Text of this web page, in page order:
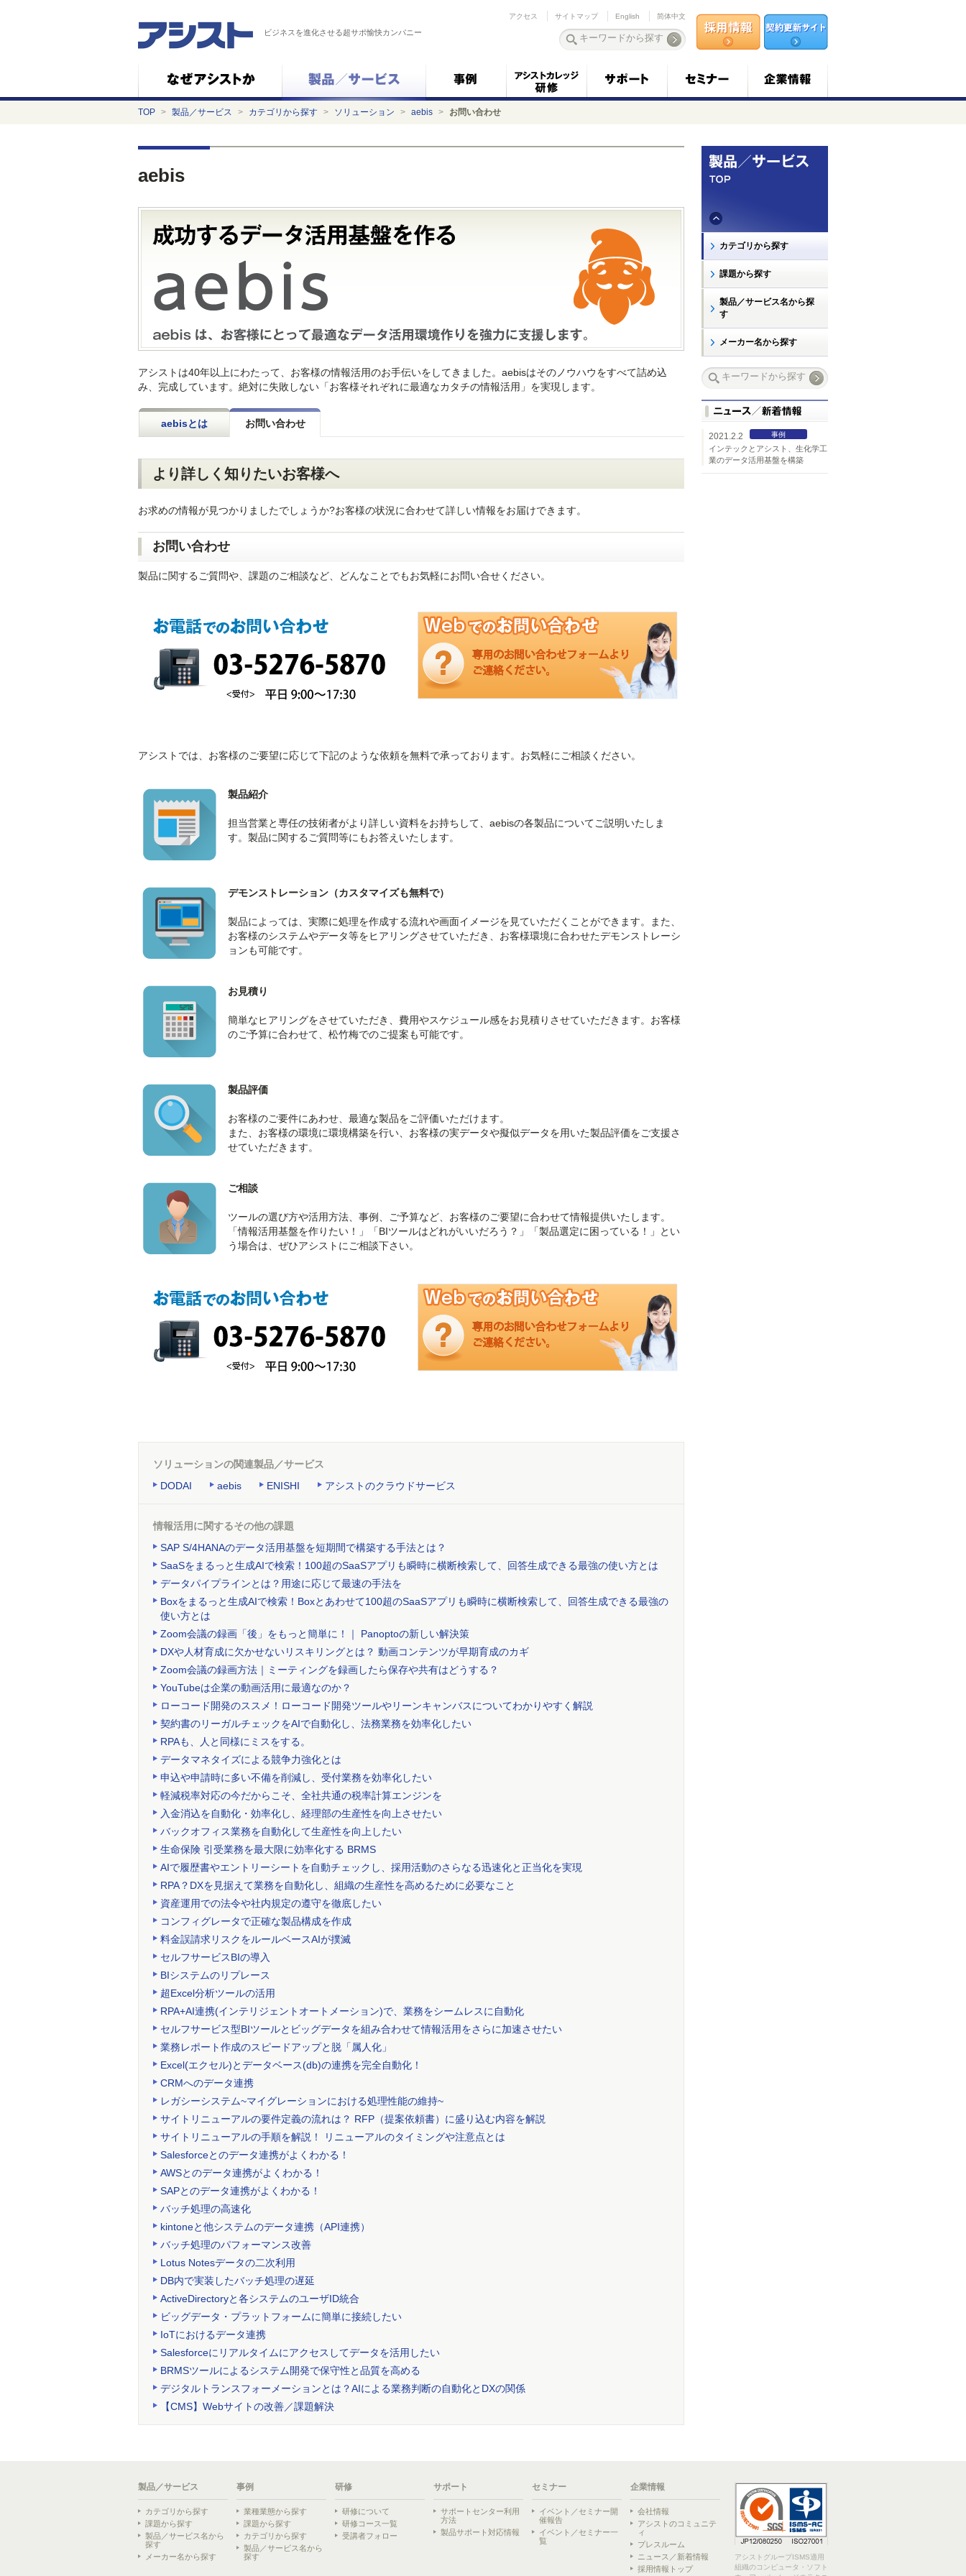
ビジネスを進化させる超サポ愉快カンパニー
アクセス サイトマップ English 简体中文
TOP > 製品／サービス > カテゴリから探す > ソリューション > aebis > お問い合わせ
aebis
アシストは40年以上にわたって、お客様の情報活用のお手伝いをしてきました。aebisはそのノウハウをすべて詰め込
み、完成しています。絶対に失敗しない「お客様それぞれに最適なカタチの情報活用」を実現します。
aebisとは お問い合わせ
より詳しく知りたいお客様へ
お求めの情報が見つかりましたでしょうか?お客様の状況に合わせて詳しい情報をお届けできます。
お問い合わせ
製品に関するご質問や、課題のご相談など、どんなことでもお気軽にお問い合せください。
アシストでは、お客様のご要望に応じて下記のような依頼を無料で承っております。お気軽にご相談ください。
製品紹介
担当営業と専任の技術者がより詳しい資料をお持ちして、aebisの各製品についてご説明いたしま
す。製品に関するご質問等にもお答えいたします。
デモンストレーション（カスタマイズも無料で）
製品によっては、実際に処理を作成する流れや画面イメージを見ていただくことができます。また、
お客様のシステムやデータ等をヒアリングさせていただき、お客様環境に合わせたデモンストレーシ
ョンも可能です。
お見積り
簡単なヒアリングをさせていただき、費用やスケジュール感をお見積りさせていただきます。お客様
のご予算に合わせて、松竹梅でのご提案も可能です。
製品評価
お客様のご要件にあわせ、最適な製品をご評価いただけます。
また、お客様の環境に環境構築を行い、お客様の実データや擬似データを用いた製品評価をご支援さ
せていただきます。
ご相談
ツールの選び方や活用方法、事例、ご予算など、お客様のご要望に合わせて情報提供いたします。
「情報活用基盤を作りたい！」「BIツールはどれがいいだろう？」「製品選定に困っている！」とい
う場合は、ぜひアシストにご相談下さい。
ソリューションの関連製品／サービス
DODAI
aebis ENISHI アシストのクラウドサービス
情報活用に関するその他の課題
SAP S/4HANAのデータ活用基盤を短期間で構築する手法とは？
SaaSをまるっと生成AIで検索！100超のSaaSアプリも瞬時に横断検索して、回答生成できる最強の使い方とは
データパイプラインとは？用途に応じて最速の手法を
Boxをまるっと生成AIで検索！Boxとあわせて100超のSaaSアプリも瞬時に横断検索して、回答生成できる最強の
使い方とは
Zoom会議の録画「後」をもっと簡単に！｜ Panoptoの新しい解決策
DXや人材育成に欠かせないリスキリングとは？ 動画コンテンツが早期育成のカギ
Zoom会議の録画方法｜ミーティングを録画したら保存や共有はどうする？
YouTubeは企業の動画活用に最適なのか？
ローコード開発のススメ！ローコード開発ツールやリーンキャンバスについてわかりやすく解説
契約書のリーガルチェックをAIで自動化し、法務業務を効率化したい
RPAも、人と同様にミスをする。
データマネタイズによる競争力強化とは
申込や申請時に多い不備を削減し、受付業務を効率化したい
軽減税率対応の今だからこそ、全社共通の税率計算エンジンを
入金消込を自動化・効率化し、経理部の生産性を向上させたい
バックオフィス業務を自動化して生産性を向上したい
生命保険 引受業務を最大限に効率化する BRMS
AIで履歴書やエントリーシートを自動チェックし、採用活動のさらなる迅速化と正当化を実現
RPA？DXを見据えて業務を自動化し、組織の生産性を高めるために必要なこと
資産運用での法令や社内規定の遵守を徹底したい
コンフィグレータで正確な製品構成を作成
料金誤請求リスクをルールベースAIが撲滅
セルフサービスBIの導入
BIシステムのリプレース
超Excel分析ツールの活用
RPA+AI連携(インテリジェントオートメーション)で、業務をシームレスに自動化
セルフサービス型BIツールとビッグデータを組み合わせて情報活用をさらに加速させたい
業務レポート作成のスピードアップと脱「属人化」
Excel(エクセル)とデータベース(db)の連携を完全自動化！
CRMへのデータ連携
レガシーシステム~マイグレーションにおける処理性能の維持~
サイトリニューアルの要件定義の流れは？ RFP（提案依頼書）に盛り込む内容を解説
サイトリニューアルの手順を解説！ リニューアルのタイミングや注意点とは
Salesforceとのデータ連携がよくわかる！
AWSとのデータ連携がよくわかる！
SAPとのデータ連携がよくわかる！
バッチ処理の高速化
kintoneと他システムのデータ連携（API連携）
バッチ処理のパフォーマンス改善
Lotus Notesデータの二次利用
DB内で実装したバッチ処理の遅延
ActiveDirectoryと各システムのユーザID統合
ビッグデータ・プラットフォームに簡単に接続したい
IoTにおけるデータ連携
Salesforceにリアルタイムにアクセスしてデータを活用したい
BRMSツールによるシステム開発で保守性と品質を高める
デジタルトランスフォーメーションとは？AIによる業務判断の自動化とDXの関係
【CMS】Webサイトの改善／課題解決
カテゴリから探す
課題から探す
製品／サービス名から探
す
メーカー名から探す
2021.2.2 事例
インテックとアシスト、生化学工
業のデータ活用基盤を構築
製品／サービス
カテゴリから探す
課題から探す
製品／サービス名から
探す
メーカー名から探す
事例
業種業態から探す
課題から探す
カテゴリから探す
製品／サービス名から
探す
研修
研修について
研修コース一覧
受講者フォロー
サポート
サポートセンター利用
方法
製品サポート対応情報
セミナー
イベント／セミナー開
催報告
イベント／セミナー一
覧
企業情報
会社情報
アシストのコミュニテ
ィ
プレスルーム
ニュース／新着情報
採用情報トップ
アシストグループISMS適用
組織のコンピュータ・ソフト